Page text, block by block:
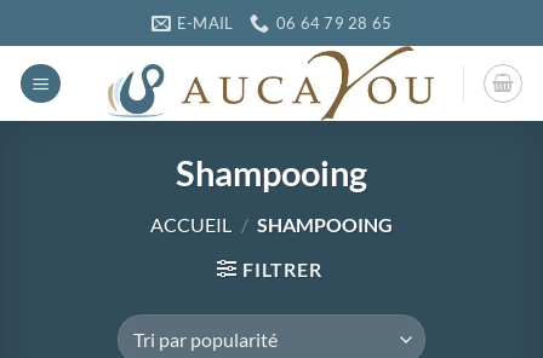
au
contenu
E-MAIL 06 64 79 28 65
Shampooing
ACCUEIL / SHAMPOOING
FILTRER